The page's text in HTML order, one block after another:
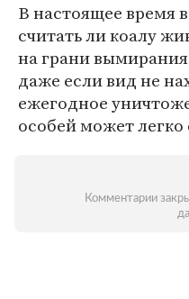
В настоящее время
считать ли коалу
на грани
даже если вид не
ежегодное
особей может легко
Комментарии